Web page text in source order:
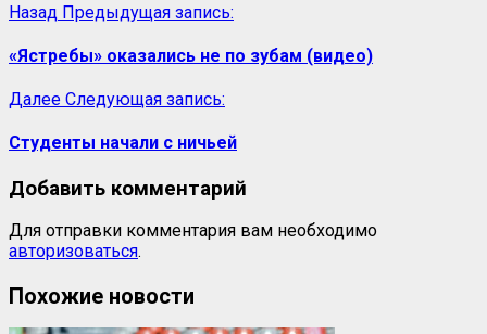
Назад Предыдущая запись:
«Ястребы» оказались не по зубам (видео)
Далее Следующая запись:
Студенты начали с ничьей
Добавить комментарий
Для отправки комментария вам необходимо
авторизоваться.
Похожие новости